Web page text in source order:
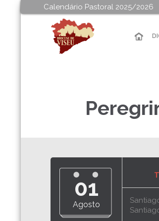
Calendário Pastoral 2025/2026
01
Agosto